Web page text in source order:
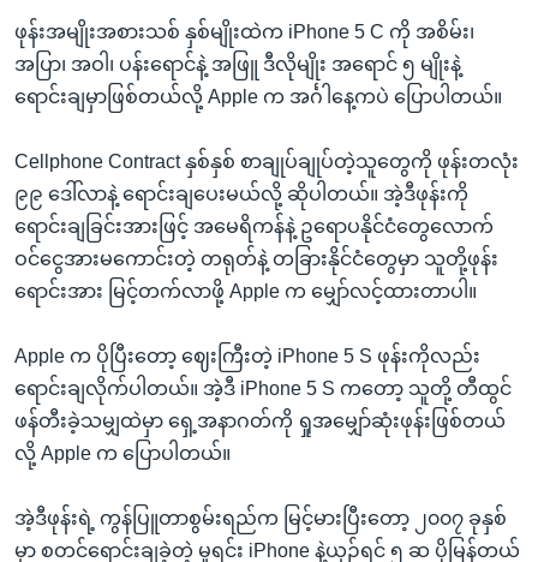
သို့
ကျော်
ရန်
ဖုန်းအမျိုးအစားသစ် နှစ်မျိုးထဲက iPhone 5 C ကို အစိမ်း၊
အပြာ၊ အဝါ၊ ပန်းရောင်နဲ့ အဖြူ ဒီလိုမျိုး အရောင် ၅ မျိုးနဲ့
ရောင်းချမှာဖြစ်တယ်လို့ Apple က အင်္ဂါနေ့ကပဲ ပြောပါတယ်။
Cellphone Contract နှစ်နှစ် စာချုပ်ချုပ်တဲ့သူတွေကို ဖုန်းတလုံး
၉၉ ဒေါ်လာနဲ့ ရောင်းချပေးမယ်လို့ ဆိုပါတယ်။ အဲ့ဒီဖုန်းကို
ရောင်းချခြင်းအားဖြင့် အမေရိကန်နဲ့ ဥရောပနိုင်ငံတွေလောက်
ဝင်ငွေအားမကောင်းတဲ့ တရုတ်နဲ့ တခြားနိုင်ငံတွေမှာ သူတို့ဖုန်း
ရောင်းအား မြင့်တက်လာဖို့ Apple က မျှော်လင့်ထားတာပါ။
Apple က ပိုပြီးတော့ ဈေးကြီးတဲ့ iPhone 5 S ဖုန်းကိုလည်း
ရောင်းချလိုက်ပါတယ်။ အဲ့ဒီ iPhone 5 S ကတော့ သူတို့ တီထွင်
ဖန်တီးခဲ့သမျှထဲမှာ ရှေ့အနာဂတ်ကို ရှုအမျှော်ဆုံးဖုန်းဖြစ်တယ်
လို့ Apple က ပြောပါတယ်။
အဲ့ဒီဖုန်းရဲ့ ကွန်ပြူတာစွမ်းရည်က မြင့်မားပြီးတော့ ၂၀၀၇ ခုနှစ်
မှာ စတင်ရောင်းချခဲ့တဲ့ မူရင်း iPhone နဲ့ယှဉ်ရင် ၅ ဆ ပိုမြန်တယ်